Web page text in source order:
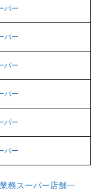
パー
パー
パー
パー
パー
パー
務スーパー店舗一